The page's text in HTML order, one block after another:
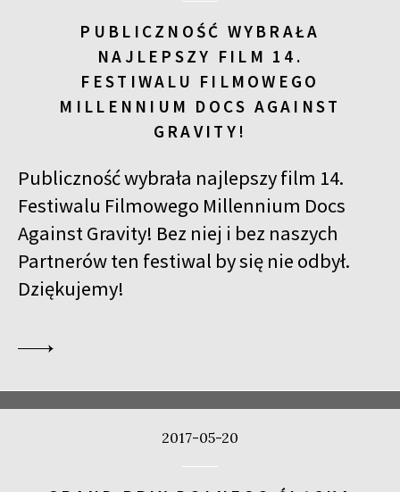
PUBLICZNOŚĆ WYBRAŁA
NAJLEPSZY FILM 14.
FESTIWALU FILMOWEGO
MILLENNIUM DOCS AGAINST
GRAVITY!
Publiczność wybrała najlepszy film 14.
Festiwalu Filmowego Millennium Docs
Against Gravity! Bez niej i bez naszych
Partnerów ten festiwal by się nie odbył.
Dziękujemy!
2017-05-20